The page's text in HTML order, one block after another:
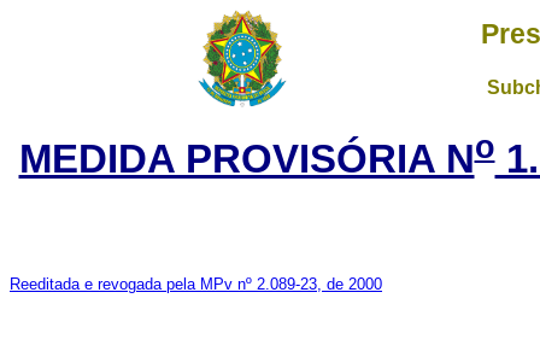
MEDIDA PROVISÓRIA No
Reeditada e revogada pela MPv nº 2.089-23, de 2000